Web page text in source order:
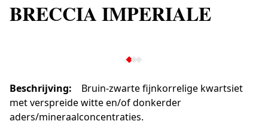
BRECCIA IMPERIALE
Beschrijving:
Bruin-zwarte fijnkorrelige kwartsiet
met verspreide witte en/of donkerder
aders/mineraalconcentraties.